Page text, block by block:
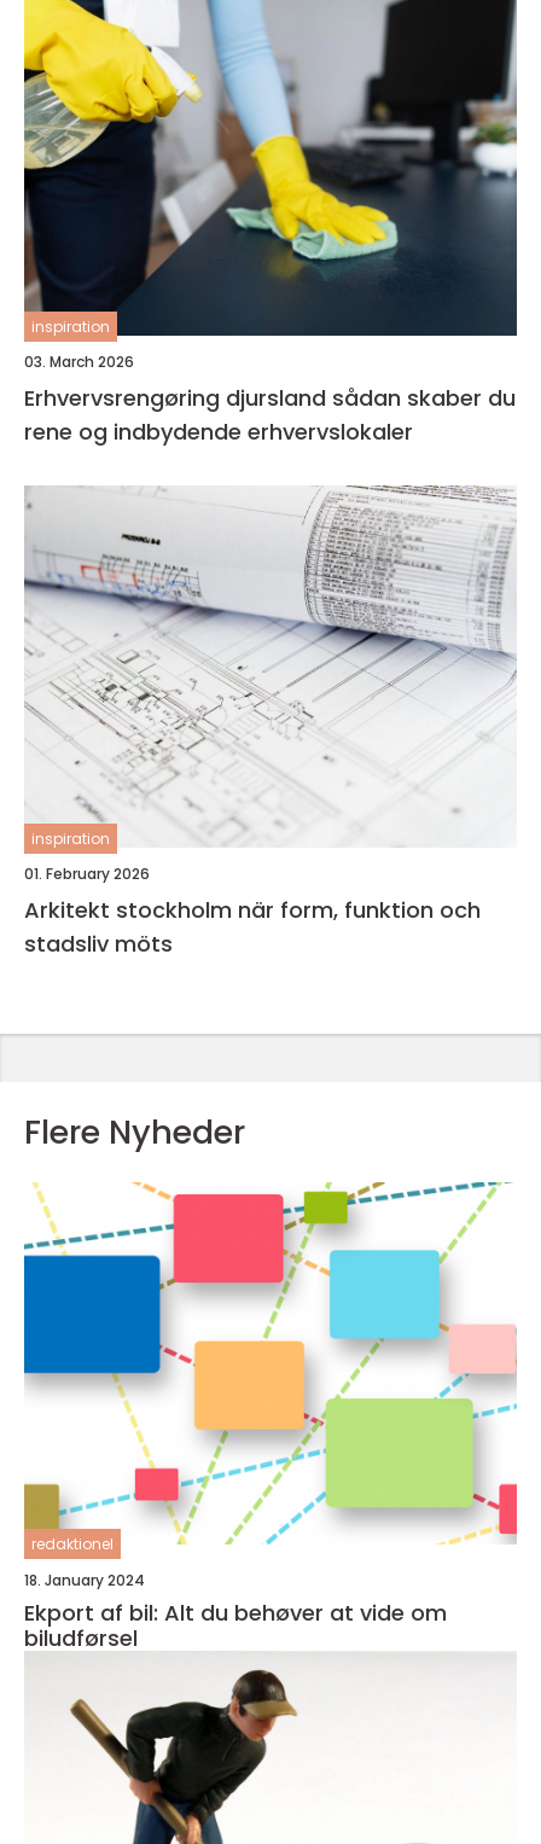
inspiration
03. March 2026
Erhvervsrengøring djursland sådan skaber du
rene og indbydende erhvervslokaler
inspiration
01. February 2026
Arkitekt stockholm när form, funktion och
stadsliv möts
Flere Nyheder
redaktionel
18. January 2024
Ekport af bil: Alt du behøver at vide om
biludførsel